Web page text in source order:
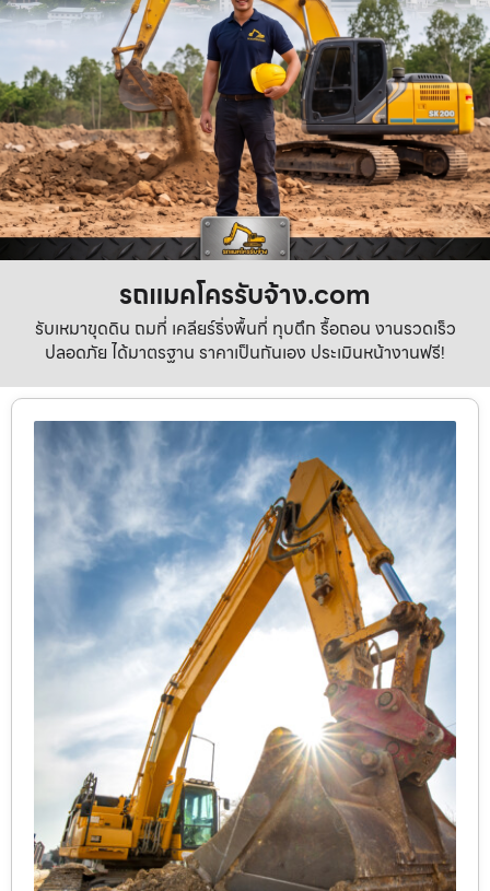
รถแมคโครรับจ้าง.com
รับเหมาขุดดิน ถมที่ เคลียร์ริ่งพื้นที่ ทุบตึก รื้อถอน งานรวดเร็ว
ปลอดภัย ได้มาตรฐาน ราคาเป็นกันเอง ประเมินหน้างานฟรี!